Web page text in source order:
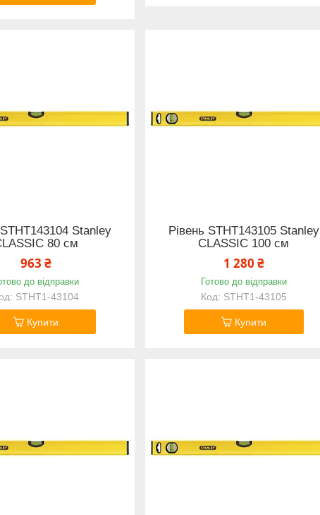
STHT143104 Stanley
80 см
963 ₴
до відправки
STHT1-43104
Купити
Рівень STHT143105 Stanley
CLASSIC 100 см
1 280 ₴
Готово до відправки
STHT1-43105
Купити